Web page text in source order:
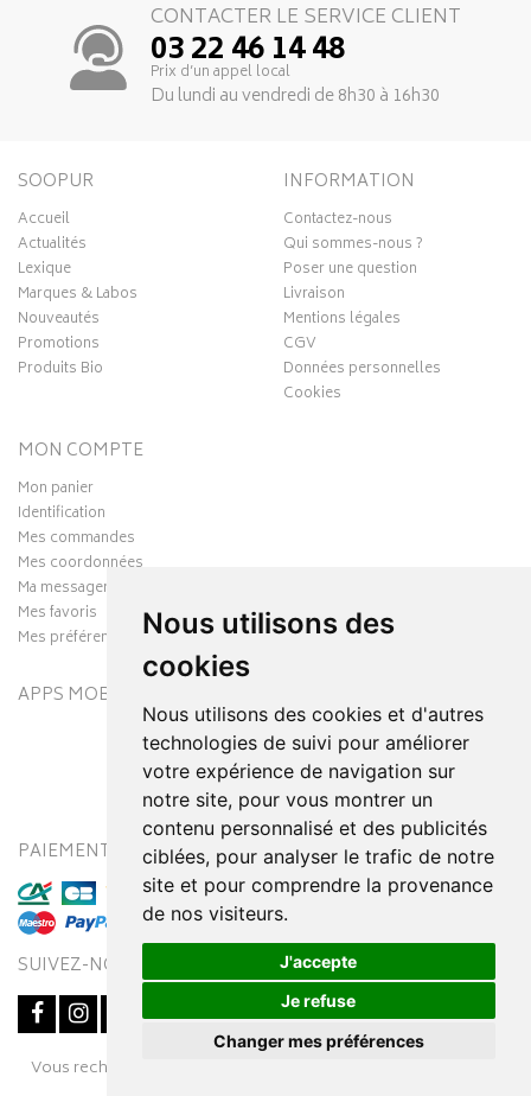
Nous utilisons des
cookies
Nous utilisons des cookies et d'autres
technologies de suivi pour améliorer
votre expérience de navigation sur
notre site, pour vous montrer un
contenu personnalisé et des publicités
ciblées, pour analyser le trafic de notre
site et pour comprendre la provenance
de nos visiteurs.
J'accepte
Je refuse
Changer mes préférences
CONTACTER LE SERVICE CLIENT
03 22 46 14 48
Prix d’un appel local
Du lundi au vendredi de 8h30 à 16h30
SOOPUR
Accueil
Actualités
Lexique
Marques & Labos
Nouveautés
Promotions
Produits Bio
INFORMATION
Contactez-nous
Qui sommes-nous ?
Poser une question
Livraison
Mentions légales
CGV
Données personnelles
Cookies
MON COMPTE
Mon panier
Identification
Mes commandes
Mes coordonnées
Ma messagerie
Mes favoris
Mes préférences Cookies
APPS MOBILES
PAIEMENT SÉCURISÉ MODES DE LIVRAISON
SUIVEZ-NOUS SUR
Vous recherchez un médicament ? Découvrez la pharmacie en